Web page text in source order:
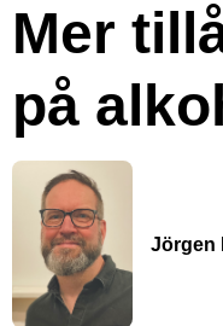
Mer
på
Jörgen